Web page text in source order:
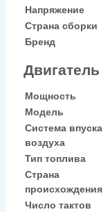
Напряжение
Страна сборки
Бренд
Двигатель
Мощность
Модель
Система впуска
воздуха
Тип топлива
Страна
происхождения
Число тактов